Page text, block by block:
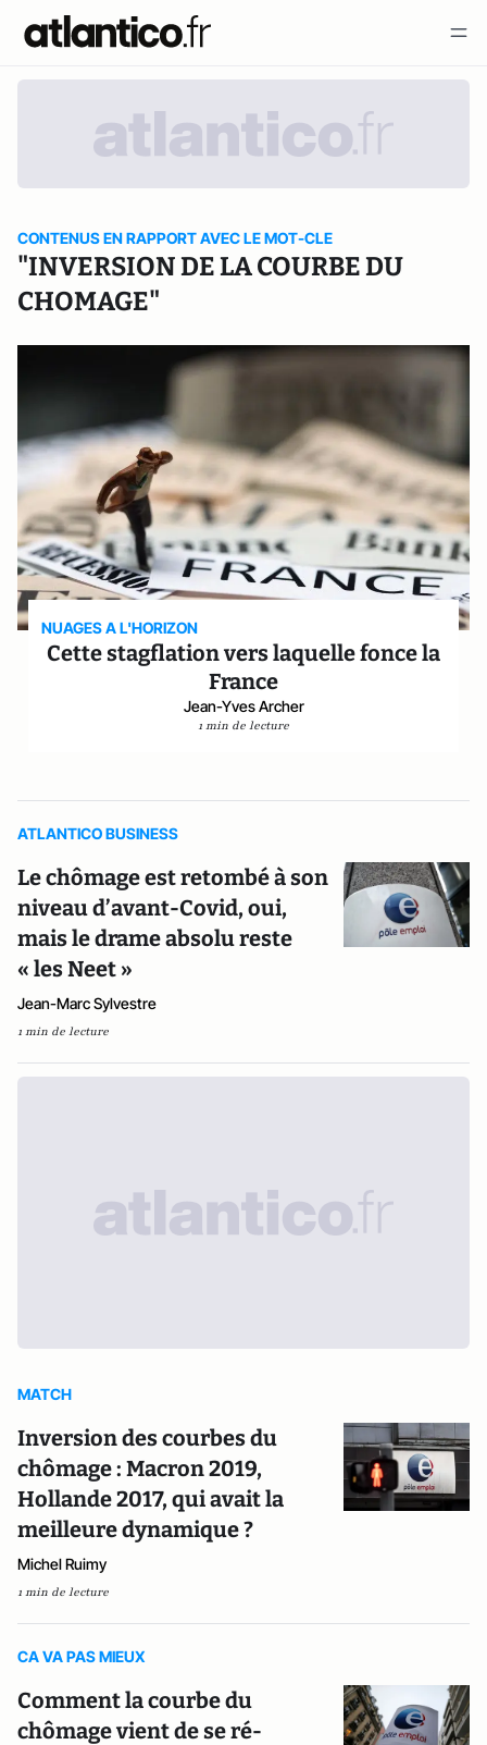
CONTENUS EN RAPPORT AVEC LE MOT-CLE
"INVERSION DE LA COURBE DU
CHOMAGE"
NUAGES A L'HORIZON
Cette stagflation vers laquelle fonce la
France
Jean-Yves Archer
1 min de lecture
ATLANTICO BUSINESS
Le chômage est retombé à son
niveau d’avant-Covid, oui,
mais le drame absolu reste
« les Neet »
Jean-Marc Sylvestre
1 min de lecture
MATCH
Inversion des courbes du
chômage : Macron 2019,
Hollande 2017, qui avait la
meilleure dynamique ?
Michel Ruimy
1 min de lecture
CA VA PAS MIEUX
Comment la courbe du
chômage vient de se ré-